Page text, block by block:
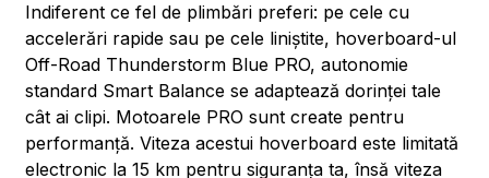
Indiferent ce fel de plimbări preferi: pe cele cu
accelerări rapide sau pe cele liniștite, hoverboard-ul
Off-Road Thunderstorm Blue PRO, autonomie
standard Smart Balance se adaptează dorinței tale
cât ai clipi. Motoarele PRO sunt create pentru
performanță. Viteza acestui hoverboard este limitată
electronic la 15 km pentru siguranța ta, însă viteza